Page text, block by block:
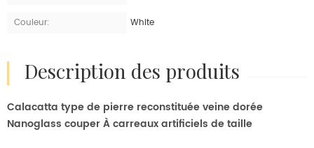
Couleur: White
description des produits
Calacatta type de pierre reconstituée veine dorée
Nanoglass couper À carreaux artificiels de taille